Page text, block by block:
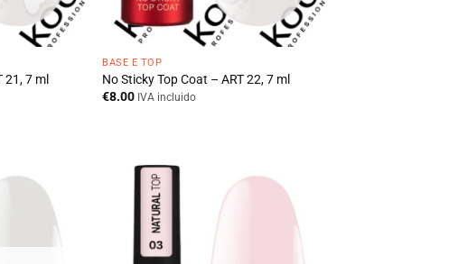
21, 7 ml
BASE E TOP
No Sticky Top Coat – ART 22, 7 ml
€8.00 IVA incluido